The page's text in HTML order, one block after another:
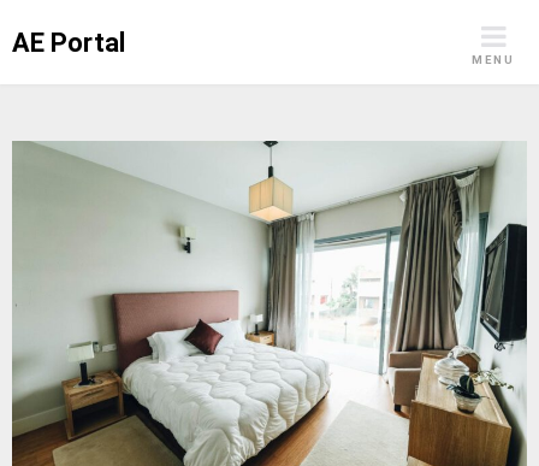
toAE Portal
MENU